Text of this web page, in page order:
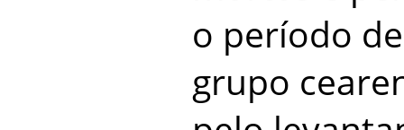
o período
grupo